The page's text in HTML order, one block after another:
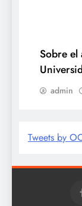
Sobre
admin
Tweets by